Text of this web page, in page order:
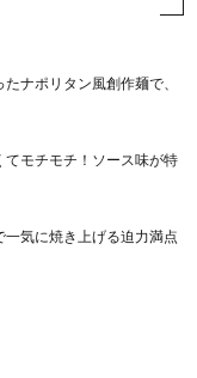
ナポリタン風創作麺で、
モチモチ！ソース味が特
気に焼き上げる迫力満点